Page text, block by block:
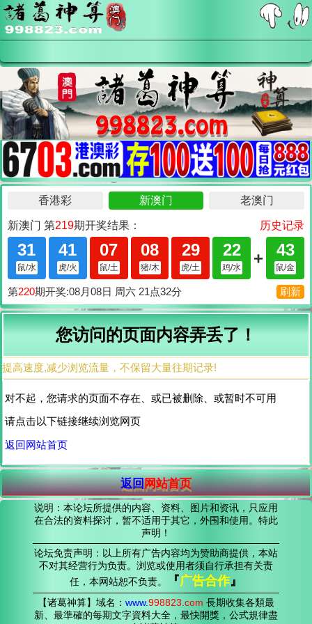
您访问的页面内容弄丢了！
提高速度,减少浏览流量，不保留大量往期记录!
对不起，您请求的页面不存在、或已被删除、或暂时不可用
请点击以下链接继续浏览网页
返回网站首页
返回网站首页
说明：本论坛所提供的内容、资料、图片和资讯，只应用
在合法的资料探讨，暂不适用于其它，外围和使用。特此
声明！
论坛免责声明：以上所有广告内容均为赞助商提供，本站
不对其经营行为负责。浏览或使用者须自行承担有关责
任，本网站恕不负责。
『广告合作』
【诸葛神算】域名： www.998823 .com 長期收集各類最
新、最準確的每期文字資料大全，最快開獎，公式規律盡